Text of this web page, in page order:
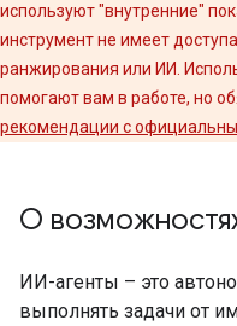
используют "внутренние"
инструмент не имеет
ранжирования или ИИ.
помогают вам в работе, но
рекомендации с
О
ИИ-агенты – это
выполнять задачи от